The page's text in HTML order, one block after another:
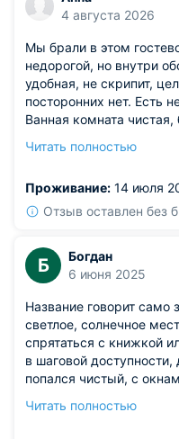
4 августа 2026
Мы брали в этом
недорогой, но внутри
удобная, не скрипит,
посторонних нет. Есть
Ванная комната чистая,
многочисленных гор,
Неподалеку работают
Читать полностью
Проживание: 14 июля
Отзыв оставлен без
Б
Богдан
6 июня 2025
Название говорит само
светлое, солнечное
спрятаться с книжкой
в шаговой
попался чистый, с
далёкий шелест
Читать полностью